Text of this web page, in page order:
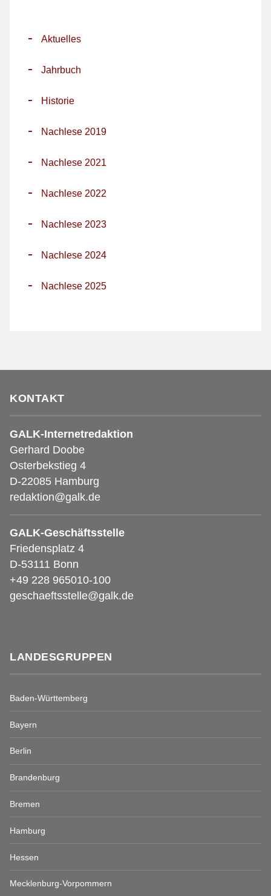
- Aktuelles
- Jahrbuch
- Historie
- Nachlese 2019
- Nachlese 2021
- Nachlese 2022
- Nachlese 2023
- Nachlese 2024
- Nachlese 2025
KONTAKT
GALK-Internetredaktion
Gerhard Doobe
Osterbekstieg 4
D-22085 Hamburg
redaktion@galk.de
GALK-Geschäftsstelle
Friedensplatz 4
D-53111 Bonn
+49 228 965010-100
geschaeftsstelle@galk.de
LANDESGRUPPEN
Baden-Württemberg
Bayern
Berlin
Brandenburg
Bremen
Hamburg
Hessen
Mecklenburg-Vorpommern